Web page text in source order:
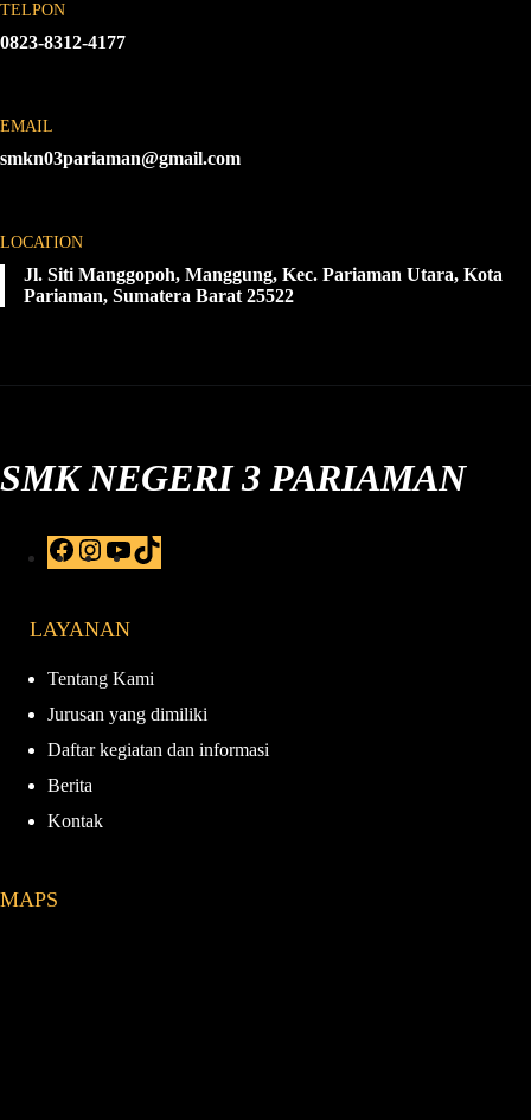
TELPON
0823-8312-4177
EMAIL
smkn03pariaman@gmail.com
LOCATION
Jl. Siti Manggopoh, Manggung, Kec. Pariaman Utara, Kota
Pariaman, Sumatera Barat 25522
SMK NEGERI 3 PARIAMAN
F
a
b
o
I
n
a
r
a
m
Y
o
e
i
LAYANAN
Tentang Kami
Jurusan yang dimiliki
Daftar kegiatan dan informasi
Berita
Kontak
MAPS